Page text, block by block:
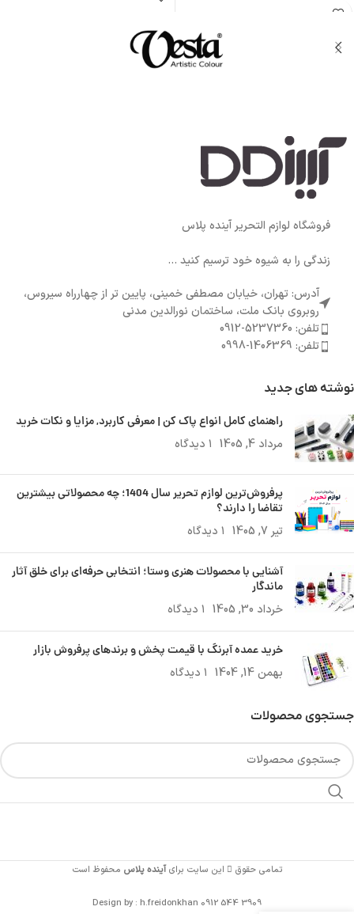
فروشگاه لوازم التحریر آینده پلاس
زندگی را به شیوه خود ترسیم کنید ...
آدرس: تهران، خیابان مصطفی خمینی، پایین تر از چهارراه سیروس،
روبروی بانک ملت، ساختمان نورالدین مدنی
تلفن: 5237360-0912
تلفن: 1406369-0998
نوشته های جدید
راهنمای کامل انواع پاک کن | معرفی کاربرد, مزایا و نکات خرید
مرداد 4, 1405 ۱ دیدگاه
پرفروش‌ترین لوازم تحریر سال 1404؛ چه محصولاتی بیشترین
تقاضا را دارند؟
تیر 7, 1405 ۱ دیدگاه
آشنایی با محصولات هنری وستا؛ انتخابی حرفه‌ای برای خلق آثار
ماندگار
خرداد 30, 1405 ۱ دیدگاه
خرید عمده آبرنگ با قیمت پخش و برندهای پرفروش بازار
بهمن 14, 1404 ۱ دیدگاه
جستجوی محصولات
تمامی حقوق این سایت برایآینده پلاس محفوظ است
Design by : h.freidonkhan 0912 544 3909